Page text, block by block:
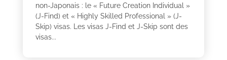
non-Japonais : le « Future Creation Individual »
(J-Find) et « Highly Skilled Professional » (J-
Skip) visas. Les visas J-Find et J-Skip sont des
visas...